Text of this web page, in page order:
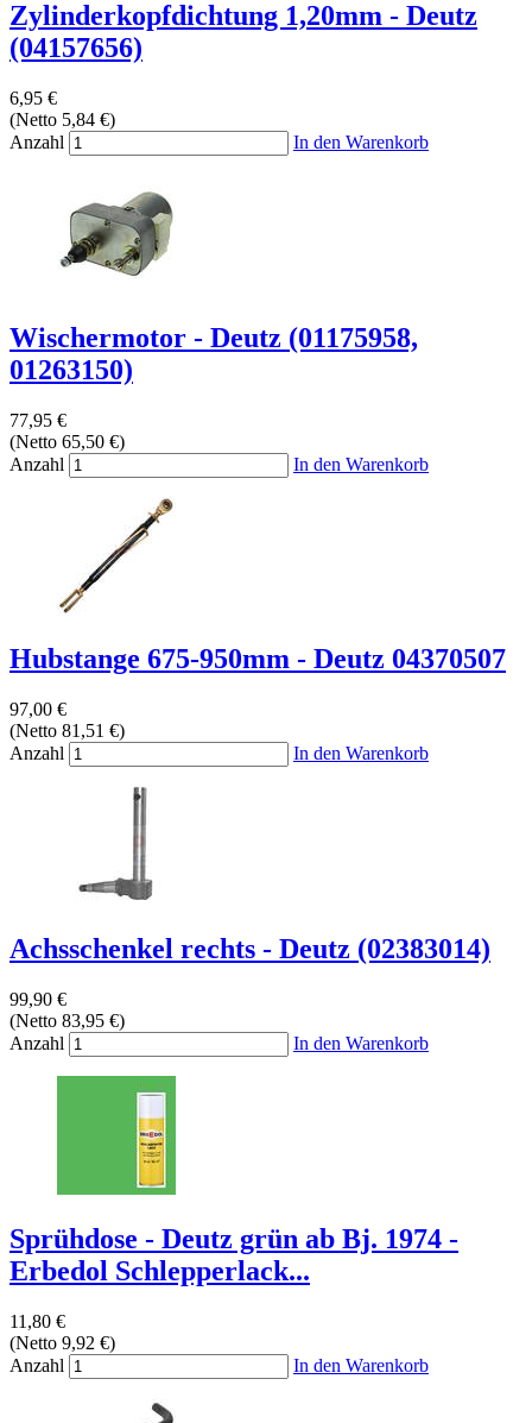
Zylinderkopfdichtung 1,20mm - Deutz
(04157656)
6,95 €
(Netto 5,84 €)
Anzahl
In den Warenkorb
Wischermotor - Deutz (01175958,
01263150)
77,95 €
(Netto 65,50 €)
Anzahl
In den Warenkorb
Hubstange 675-950mm - Deutz 04370507
97,00 €
(Netto 81,51 €)
Anzahl
In den Warenkorb
Achsschenkel rechts - Deutz (02383014)
99,90 €
(Netto 83,95 €)
Anzahl
In den Warenkorb
Sprühdose - Deutz grün ab Bj. 1974 -
Erbedol Schlepperlack...
11,80 €
(Netto 9,92 €)
Anzahl
In den Warenkorb